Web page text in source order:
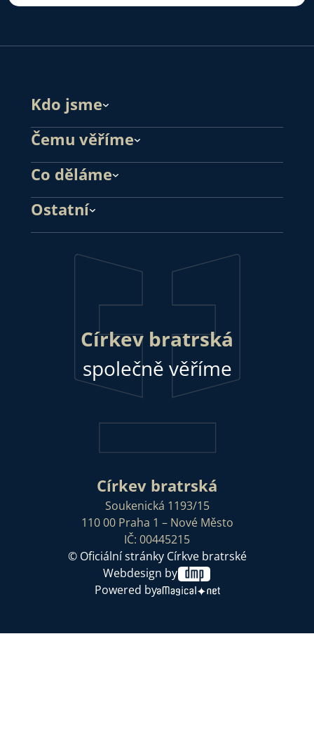
Kdo jsme
Čemu věříme
Co děláme
Ostatní
Církev bratrská
společně věříme
Církev bratrská
Soukenická 1193/15
110 00 Praha 1 – Nové Město
IČ: 00445215
© Oficiální stránky Církve bratrské
Webdesign by
Powered by